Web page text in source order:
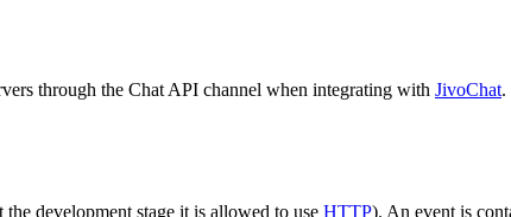
through the Chat API channel when integrating with JivoChat.
the development stage it is allowed to use HTTP). An event is